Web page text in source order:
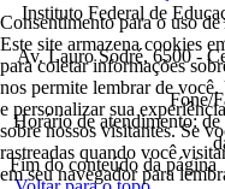
Instituto Federal de
Av. Lauro Sodré, 6500 -
Fone/
Horário de atendimento: de
Fim do conteúdo da página
Consentimento para o uso
Este site armazena cookies
para coletar informações
nos permite lembrar de você.
e personalizar sua
sobre nossos visitantes. Se
rastreadas quando você
em seu navegador para